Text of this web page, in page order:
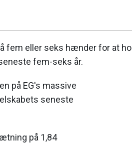
fem eller seks hænder for at
fem-seks år.
på EG's massive
seneste
på 1,84